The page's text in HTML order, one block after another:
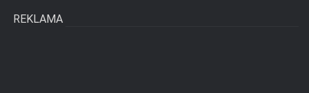
REKLAMA